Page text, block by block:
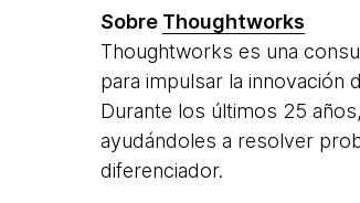
Sobre Thoughtworks
Thoughtworks es una
para impulsar la innovación
Durante los últimos 25
ayudándoles a resolver
diferenciador.